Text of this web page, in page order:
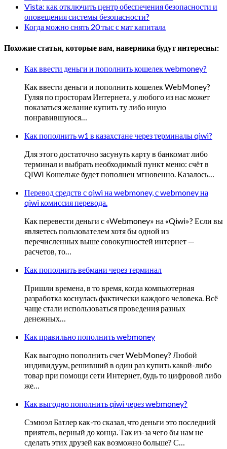
Vista: как отключить центр обеспечения безопасности и
оповещения системы безопасности?
Когда можно снять 20 тыс с мат капитала
Похожие статьи, которые вам, наверника будут интересны:
Как ввести деньги и пополнить кошелек webmoney?
Как ввести деньги и пополнить кошелек WebMoney?
Гуляя по просторам Интернета, у любого из нас может
показаться желание купить ту либо иную
понравившуюся…
Как пополнить w1 в казахстане через терминалы qiwi?
Для этого достаточно засунуть карту в банкомат либо
терминал и выбрать необходимый пункт меню: счёт в
QIWI Кошельке будет пополнен мгновенно. Казалось…
Перевод средств с qiwi на webmoney, с webmoney на
qiwi комиссия перевода.
Как перевести деньги с «Webmoney» на «Qiwi»? Если вы
являетесь пользователем хотя бы одной из
перечисленных выше совокупностей интернет —
расчетов, то…
Как пополнить вебмани через терминал
Пришли времена, в то время, когда компьютерная
разработка коснулась фактически каждого человека. Всё
чаще стали использоваться проведения разных
денежных…
Как правильно пополнить webmoney
Как выгодно пополнить счет WebMoney? Любой
индивидуум, решивший в один раз купить какой-либо
товар при помощи сети Интернет, будь то цифровой либо
же…
Как выгодно пополнить qiwi через webmoney?
Сэмюэл Батлер как-то сказал, что деньги это последний
приятель, верный до конца. Так из-за чего бы нам не
сделать этих друзей как возможно больше? С…